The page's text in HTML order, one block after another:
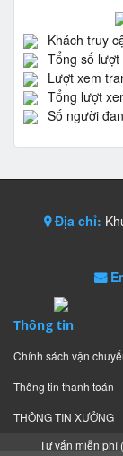
Khách truy
Tổng số lượt
Lượt xem
Tổng lượt
Số người
Địa chỉ:
Thông tin
Chính sách vận
Thông tin thanh toán
THÔNG TIN XƯỞNG
Tư vấn miễn phí